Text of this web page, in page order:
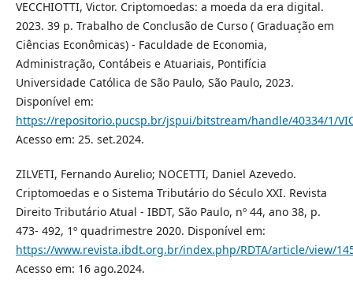
VECCHIOTTI, Victor. Criptomoedas: a moeda da era digital.
2023. 39 p. Trabalho de Conclusão de Curso ( Graduação em
Ciências Econômicas) - Faculdade de Economia,
Administração, Contábeis e Atuariais, Pontifícia
Universidade Católica de São Paulo, São Paulo, 2023.
Disponível em:
https://repositorio.pucsp.br/jspui/bitstream/handle/40334/1/
Acesso em: 25. set.2024.
ZILVETI, Fernando Aurelio; NOCETTI, Daniel Azevedo.
Criptomoedas e o Sistema Tributário do Século XXI. Revista
Direito Tributário Atual - IBDT, São Paulo, nº 44, ano 38, p.
473- 492, 1º quadrimestre 2020. Disponível em:
https://www.revista.ibdt.org.br/index.php/RDTA/article/view/
Acesso em: 16 ago.2024.